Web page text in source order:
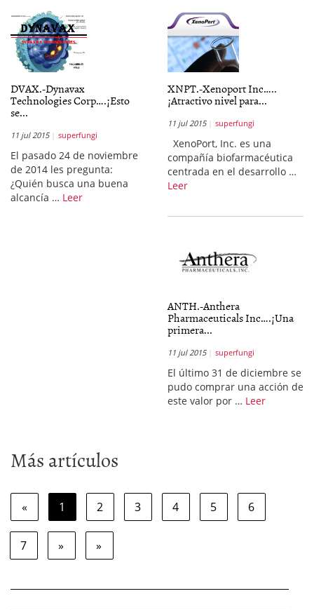
DVAX.-Dynavax
Technologies Corp….¡Esto
se...
11 jul 2015 superfungi
El pasado 24 de noviembre
de 2014 les pregunta:
¿Quién busca una buena
alcancía … Leer
XNPT.-Xenoport Inc…..
¡Atractivo nivel para...
11 jul 2015 superfungi
XenoPort, Inc. es una
compañía biofarmacéutica
centrada en el desarrollo …
Leer
ANTH.-Anthera
Pharmaceuticals Inc….¡Una
primera...
11 jul 2015 superfungi
El último 31 de diciembre se
pudo comprar una acción de
este valor por … Leer
Más artículos
« 1 2 3 4 5 6
7 » »